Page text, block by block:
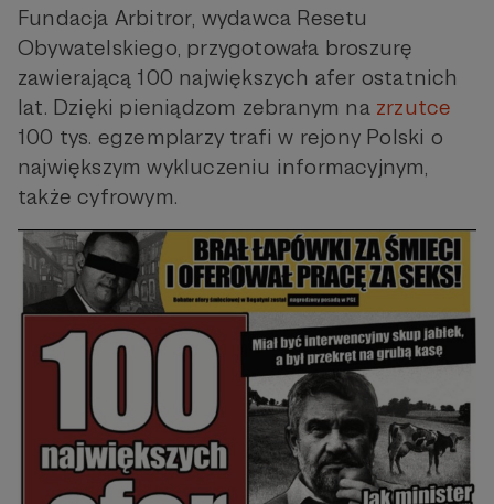
Fundacja Arbitror, wydawca Resetu
Obywatelskiego, przygotowała broszurę
zawierającą 100 największych afer ostatnich
lat. Dzięki pieniądzom zebranym nazrzutce
100 tys. egzemplarzy trafi w rejony Polski o
największym wykluczeniu informacyjnym,
także cyfrowym.